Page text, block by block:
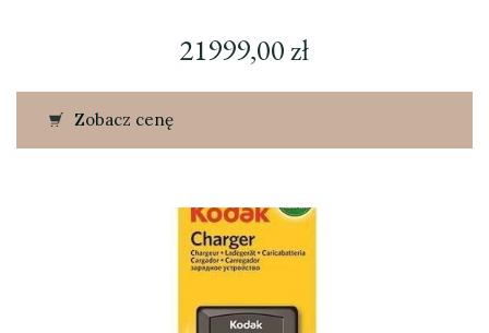
21999,00zł
Zobacz cenę